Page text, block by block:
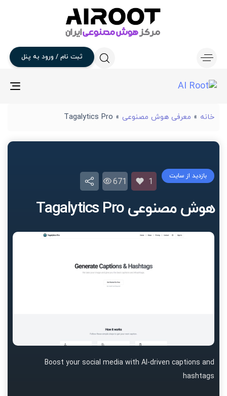
ثبت نام / ورود به پنل
خانه » معرفی هوش مصنوعی »
Tagalytics Pro
هوش مصنوعی Tagalytics Pro
بازدید از سایت
1
671
Boost your social media with AI-driven captions and
hashtags